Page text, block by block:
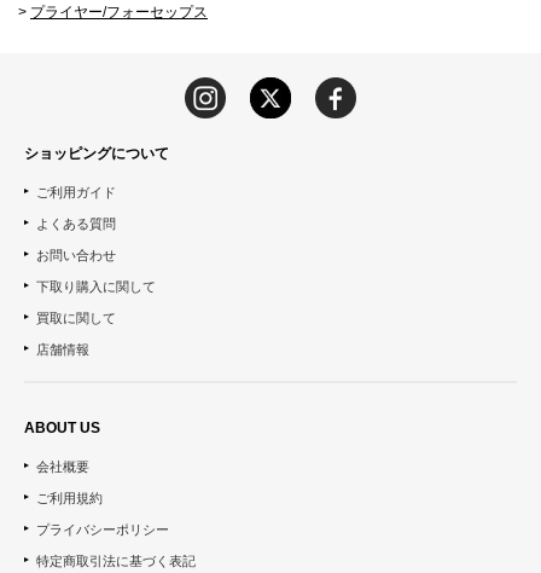
> プライヤー/フォーセップス
ショッピングについて
ご利用ガイド
よくある質問
お問い合わせ
下取り購入に関して
買取に関して
店舗情報
ABOUT US
会社概要
ご利用規約
プライバシーポリシー
特定商取引法に基づく表記